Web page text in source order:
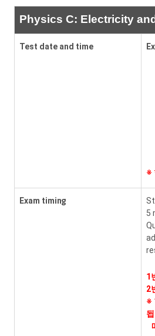
Physics C: Electricity
Test date and time
※
Exam timing
5
1
2
※